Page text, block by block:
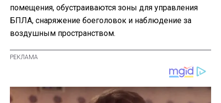
помещения, обустраиваются зоны для управления
БПЛА, снаряжение боеголовок и наблюдение за
воздушным пространством.